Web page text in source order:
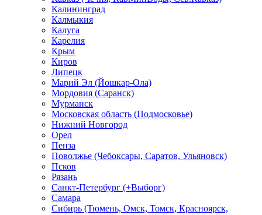
Калининград
Калмыкия
Калуга
Карелия
Крым
Киров
Липецк
Марий Эл (Йошкар-Ола)
Мордовия (Саранск)
Мурманск
Московская область (Подмосковье)
Нижний Новгород
Орел
Пенза
Поволжье (Чебоксары, Саратов, Ульяновск)
Псков
Рязань
Санкт-Петербург (+Выборг)
Самара
Сибирь (Тюмень, Омск, Томск, Красноярск,